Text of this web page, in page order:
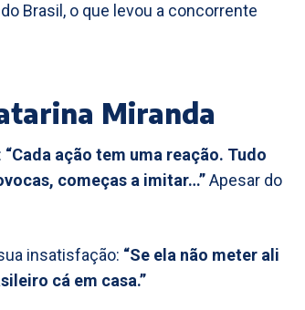
Brasil, o que levou a concorrente
Miranda
“Cada ação tem uma reação. Tudo
começas a imitar…”Apesar do
insatisfação: “Se ela não meter ali
cá em casa.”